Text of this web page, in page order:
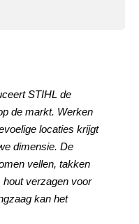
STIHL de
de markt. Werken
locaties krijgt
dimensie. De
vellen, takken
verzagen voor
kan het